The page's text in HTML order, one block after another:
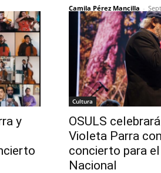
Camila Pérez Mancilla -
y
Cultura
OSULS
Violeta Parra
concierto para
Nacional